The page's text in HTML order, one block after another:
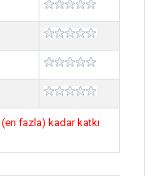
(en fazla) kadar katkı